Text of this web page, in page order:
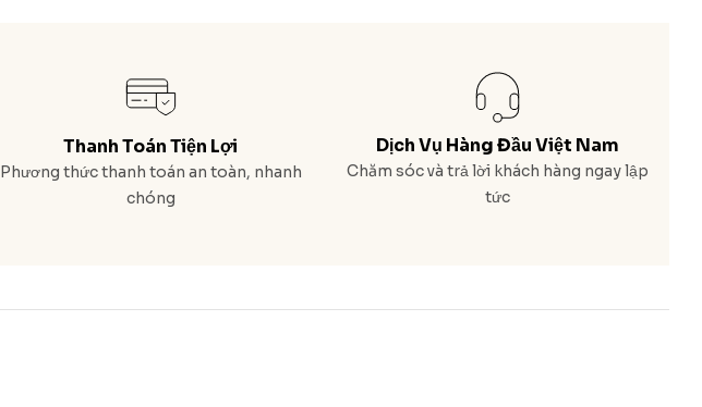
Thanh Toán Tiện Lợi
Phương thức thanh toán an toàn, nhanh
chóng
Dịch Vụ Hàng Đầu Việt Nam
Chăm sóc và trả lời khách hàng ngay lập
tức